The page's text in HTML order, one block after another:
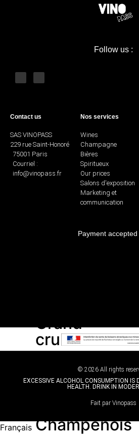
CHAMPAGNE
Tous
les
Types
Brut
nature
Grand
cru
Premier
cru
Coteaux
Champenois
Follow us :
Contact us
SAS VINOPASS
229 rue Saint-Honoré
75001 Paris
Courriel :
info@vinopass.fr
Nos services
Wines
Champagne
Bières
Spiritueux
Our prices
Salons d'exposition
Marketing et
communication
Payment accepted
© 2026 All rights
EXCESSIVE ALCOHOL CONSUMPTION IS
HEALTH. DRINK IN
Fait par Vinopass
Français